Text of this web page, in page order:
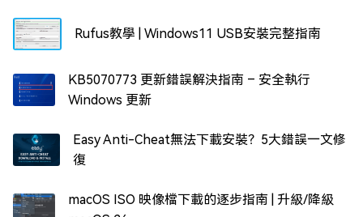
Rufus教學 | Windows11 USB安裝完整指南
KB5070773 更新錯誤解決指南 – 安全執行
Windows 更新
Easy Anti-Cheat無法下載安裝？5大錯誤一文修
復
macOS ISO 映像檔下載的逐步指南 | 升級/降級